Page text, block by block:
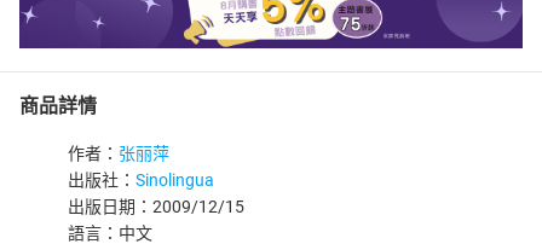
商品詳情
作者： 张丽萍
出版社： Sinolingua
出版日期：2009/12/15
語言：中文